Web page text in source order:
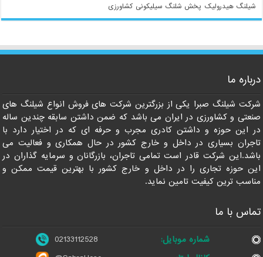
شیلنگ هیدرولیک پخش شلنگ سیلیکونی کشاورزی
درباره ما
شرکت شیلنگ صبرا یکی از بزرگترین شرکت های فروش انواع شیلنگ های
صنعتی و کشاورزی در ایران می باشد که ضمن داشتن سابقه چندین ساله
در این حوزه و داشتن کادری مجرب و حرفه ای که در اختیار دارد با
تاجران بسیاری در داخل و خارج کشور در حال همکاری و فعالیت می
باشد.این شرکت قادر است تمامی تاجران، بازرگانان و سرمایه گذاران در
این حوزه تجاری را در داخل و خارج کشور با بهترین قیمت ممکن و
مناسب ترین کیفیت تامین نماید.
تماس با ما
شماره موبایل:
02133112528